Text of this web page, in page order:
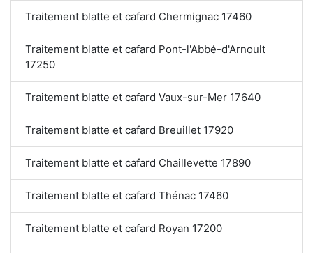
Traitement blatte et cafard Chermignac 17460
Traitement blatte et cafard Pont-l'Abbé-d'Arnoult
17250
Traitement blatte et cafard Vaux-sur-Mer 17640
Traitement blatte et cafard Breuillet 17920
Traitement blatte et cafard Chaillevette 17890
Traitement blatte et cafard Thénac 17460
Traitement blatte et cafard Royan 17200